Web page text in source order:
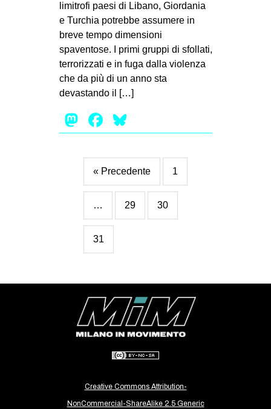
limitrofi paesi di Libano, Giordania
e Turchia potrebbe assumere in
breve tempo dimensioni
spaventose. I primi gruppi di sfollati,
terrorizzati e in fuga dalla violenza
che da più di un anno sta
devastando il […]
Mastodon
Facebook
« Precedente 1
… 29 30
31
Creative Commons Attribution-
NonCommercial-ShareAlike 2.5 Generic